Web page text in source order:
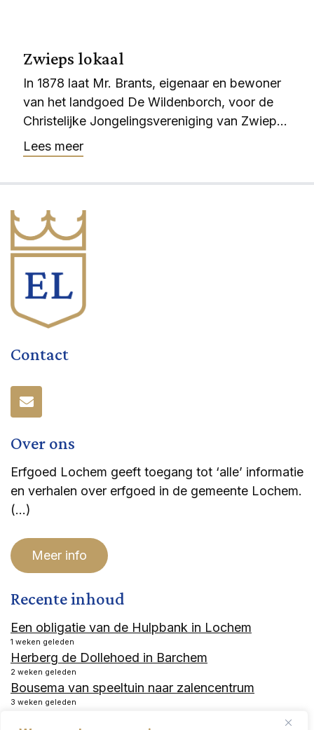
Zwieps lokaal
In 1878 laat Mr. Brants, eigenaar en bewoner
van het landgoed De Wildenborch, voor de
Christelijke Jongelingsvereniging van Zwiep...
Lees meer
Contact
Over ons
Erfgoed Lochem geeft toegang tot ‘alle’ informatie
en verhalen over erfgoed in de gemeente Lochem.
(…)
Meer info
Recente inhoud
Een obligatie van de Hulpbank in Lochem
1 weken geleden
Herberg de Dollehoed in Barchem
2 weken geleden
Bousema van speeltuin naar zalencentrum
3 weken geleden